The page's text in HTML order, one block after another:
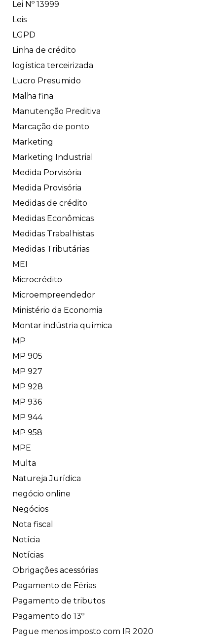
Lei Nº 13999
Leis
LGPD
Linha de crédito
logística terceirizada
Lucro Presumido
Malha fina
Manutenção Preditiva
Marcação de ponto
Marketing
Marketing Industrial
Medida Porvisória
Medida Provisória
Medidas de crédito
Medidas Econômicas
Medidas Trabalhistas
Medidas Tributárias
MEI
Microcrédito
Microempreendedor
Ministério da Economia
Montar indústria química
MP
MP 905
MP 927
MP 928
MP 936
MP 944
MP 958
MPE
Multa
Natureja Jurídica
negócio online
Negócios
Nota fiscal
Notícia
Notícias
Obrigações acessórias
Pagamento de Férias
Pagamento de tributos
Pagamento do 13º
Pague menos imposto com IR 2020